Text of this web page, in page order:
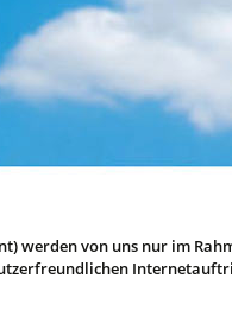
werden von uns nur im